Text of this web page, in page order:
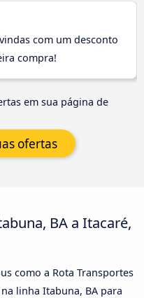
com um desconto
compra!
em sua página de
ofertas
BA a Itacaré,
como a Rota Transportes
linha Itabuna, BA para